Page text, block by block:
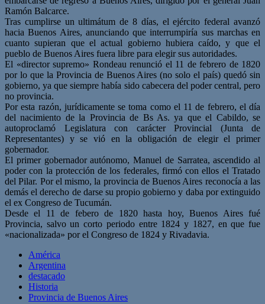
Ramón Balcarce.
Tras cumplirse un ultimátum de 8 días, el ejército federal avanzó
hacia Buenos Aires, anunciando que interrumpiría sus marchas en
cuanto supieran que el actual gobierno hubiera caído, y que el
pueblo de Buenos Aires fuera libre para elegir sus autoridades.
El «director supremo» Rondeau renunció el 11 de febrero de 1820
por lo que la Provincia de Buenos Aires (no solo el país) quedó sin
gobierno, ya que siempre había sido cabecera del poder central, pero
no provincia.
Por esta razón, jurídicamente se toma como el 11 de febrero, el día
del nacimiento de la Provincia de Bs As. ya que el Cabildo, se
autoproclamó Legislatura con carácter Provincial (Junta de
Representantes) y se vió en la obligación de elegir el primer
gobernador.
El primer gobernador autónomo, Manuel de Sarratea, ascendido al
poder con la protección de los federales, firmó con ellos el Tratado
del Pilar. Por el mismo, la provincia de Buenos Aires reconocía a las
demás el derecho de darse su propio gobierno y daba por extinguido
el ex Congreso de Tucumán.
Desde el 11 de febero de 1820 hasta hoy, Buenos Aires fué
Provincia, salvo un corto periodo entre 1824 y 1827, en que fue
«nacionalizada» por el Congreso de 1824 y Rivadavia.
América
Argentina
destacado
Historia
Provincia de Buenos Aires